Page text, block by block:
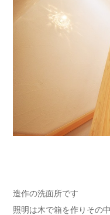
造作の洗面所です
照明は木で箱を作りその